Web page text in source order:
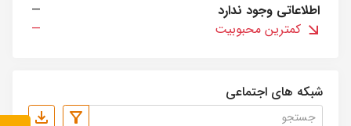
اطلاعاتی وجود ندارد
—
کمترین محبوبیت
—
شبکه های اجتماعی